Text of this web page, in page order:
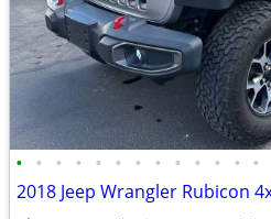
• • • • • • • • • • • • •
2018 Jeep Wrangler Rubicon